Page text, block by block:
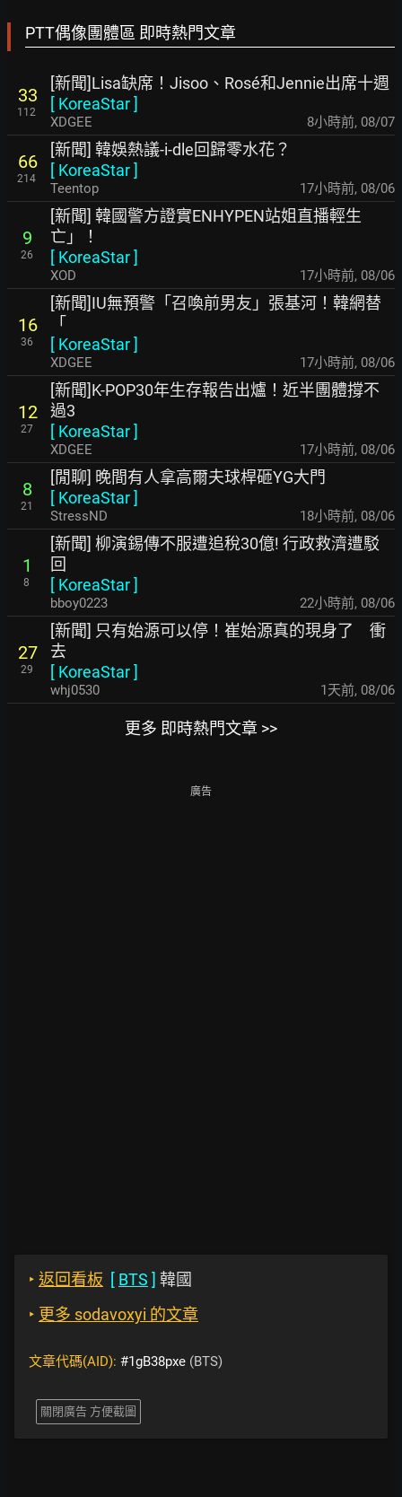
PTT偶像團體區 即時熱門文章
33
112
[新聞]Lisa缺席！Jisoo、Rosé和Jennie出席十週
[ KoreaStar]
XDGEE 8小時前, 08/07
66
214
[新聞] 韓娛熱議-i-dle回歸零水花？
[ KoreaStar]
Teentop 17小時前, 08/06
9
26
[新聞] 韓國警方證實ENHYPEN站姐直播輕生
亡」！
[ KoreaStar]
XOD 17小時前, 08/06
16
36
[新聞]IU無預警「召喚前男友」張基河！韓網替
「
[ KoreaStar]
XDGEE 17小時前, 08/06
12
27
[新聞]K-POP30年生存報告出爐！近半團體撐不
過3
[ KoreaStar]
XDGEE 17小時前, 08/06
8
21
[閒聊] 晚間有人拿高爾夫球桿砸YG大門
[ KoreaStar]
StressND 18小時前, 08/06
1
8
[新聞] 柳演錫傳不服遭追稅30億! 行政救濟遭駁
回
[ KoreaStar]
bboy0223 22小時前, 08/06
27
29
[新聞] 只有始源可以停！崔始源真的現身了 衝
去
[ KoreaStar]
whj0530 1天前, 08/06
更多 即時熱門文章 >>
廣告
‣ 返回看板 [ BTS ] 韓國
‣ 更多 sodavoxyi 的文章
文章代碼(AID): #1gB38pxe (BTS)
關閉廣告 方便截圖